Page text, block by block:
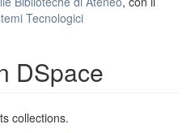
Tecnologici
DSpace
collections.